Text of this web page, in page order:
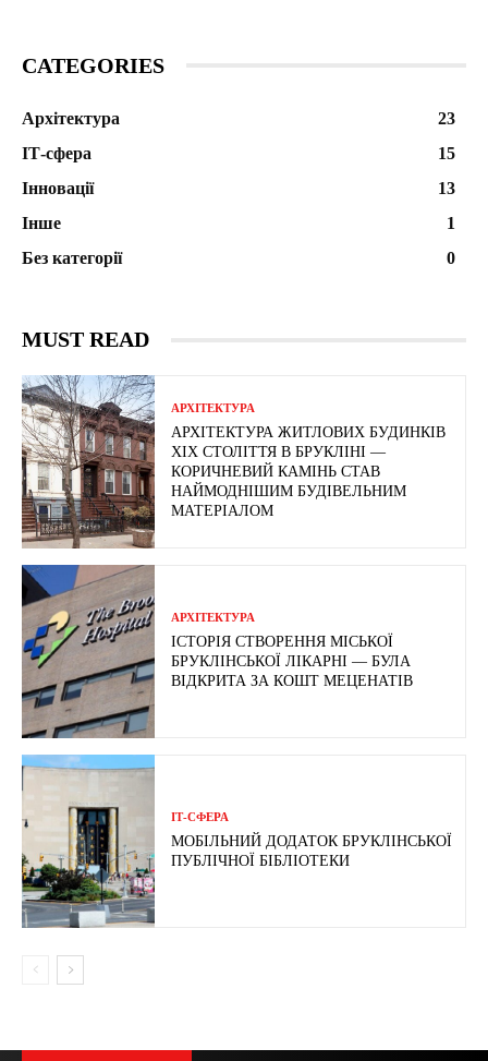
CATEGORIES
Архітектура
23
ІТ-сфера
15
Інновації
13
Інше
1
Без категорії
0
MUST READ
АРХІТЕКТУРА
АРХІТЕКТУРА ЖИТЛОВИХ БУДИНКІВ
ХІХ СТОЛІТТЯ В БРУКЛІНІ —
КОРИЧНЕВИЙ КАМІНЬ СТАВ
НАЙМОДНІШИМ БУДІВЕЛЬНИМ
МАТЕРІАЛОМ
АРХІТЕКТУРА
ІСТОРІЯ СТВОРЕННЯ МІСЬКОЇ
БРУКЛІНСЬКОЇ ЛІКАРНІ — БУЛА
ВІДКРИТА ЗА КОШТ МЕЦЕНАТІВ
ІТ-СФЕРА
МОБІЛЬНИЙ ДОДАТОК БРУКЛІНСЬКОЇ
ПУБЛІЧНОЇ БІБЛІОТЕКИ